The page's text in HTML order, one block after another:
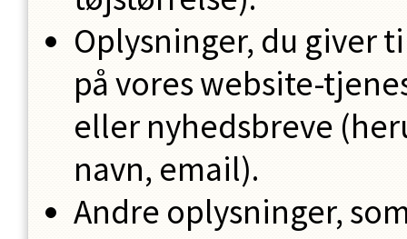
Oplysninger, du giver
på vores website-
eller nyhedsbreve
navn, email).
Andre oplysninger,